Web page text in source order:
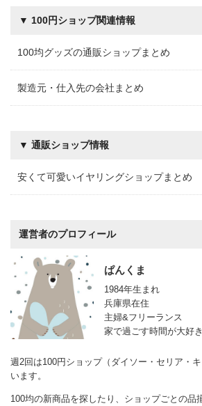
▼ 100円ショップ関連情報
100均グッズの通販ショップまとめ
製造元・仕入先の会社まとめ
▼ 通販ショップ情報
安くて可愛いイヤリングショップまとめ
運営者のプロフィール
ぱんくま
1984年生まれ
兵庫県在住
主婦&フリーランス
家で過ごす時間が大好き
週2回は100円ショップ（ダイソー・セリア・
います。
100均の新商品を探したり、ショップごとの品